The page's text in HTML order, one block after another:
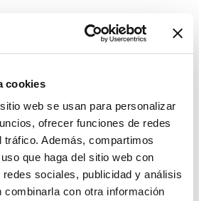
cookies
web se usan para personalizar
ofrecer funciones de redes
Además, compartimos
que haga del sitio web con
sociales, publicidad y análisis
combinarla con otra información